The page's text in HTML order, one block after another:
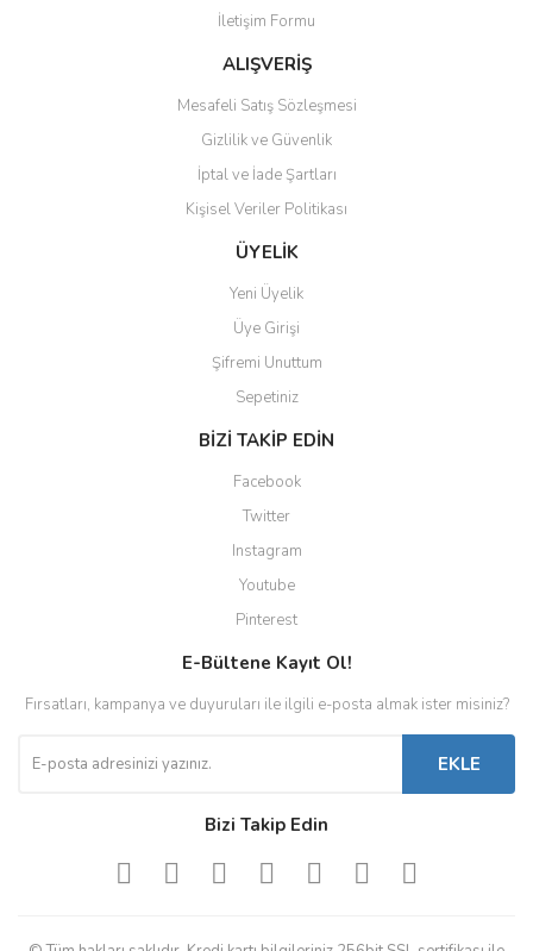
Ürün bilgilerinde hatalar bulunuyor.
Ürün fiyatı diğer sitelerden daha pahalı.
Gönder
İletişim Formu
ALIŞVERİŞ
Mesafeli Satış Sözleşmesi
Gizlilik ve Güvenlik
İptal ve İade Şartları
Kişisel Veriler Politikası
ÜYELİK
Yeni Üyelik
Üye Girişi
Şifremi Unuttum
Sepetiniz
BİZİ TAKİP EDİN
Facebook
Twitter
Instagram
Youtube
Pinterest
E-Bültene Kayıt Ol!
Fırsatları, kampanya ve duyuruları ile ilgili e-posta almak ister misiniz?
EKLE
Bizi Takip Edin